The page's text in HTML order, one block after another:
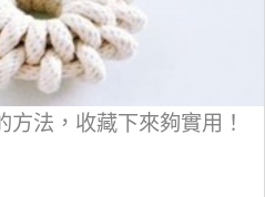
法，收藏下來夠實用！